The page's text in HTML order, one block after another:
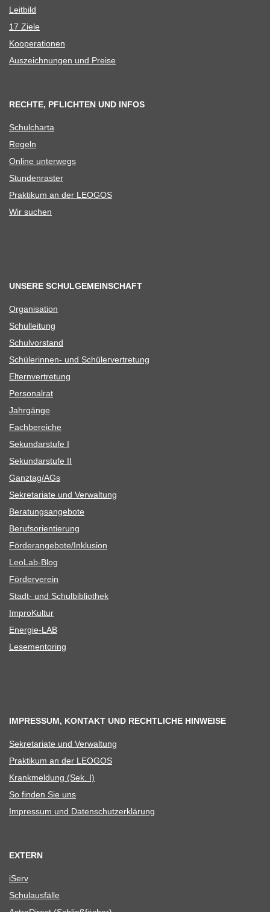
Leit­bild
17 Ziele
Koope­ra­tio­nen
Aus­zeich­nun­gen und Preise
RECHTE, PFLICHTEN UND INFOS
Schul­charta
Regeln
Online unter­wegs
Stun­den­ras­ter
Prak­ti­kum an der LEOGOS
Wir suchen
UNSERE SCHULGEMEINSCHAFT
Orga­ni­sa­tion
Schul­lei­tung
Schul­vor­stand
Schü­le­rin­nen- und Schülervertretung
Eltern­ver­tre­tung
Per­so­nal­rat
Jahr­gänge
Fach­be­rei­che
Sekun­dar­stufe I
Sekun­dar­stufe II
Ganztag/​​AGs
Sekre­ta­riate und Verwaltung
Bera­tungs­an­ge­bote
Berufs­ori­en­tie­rung
Förderangebote/​​Inklusion
Leo­Lab-Blog
För­der­ver­ein
Stadt- und Schulbibliothek
Impro­Kul­tur
Ener­­gie-LAB
Lese­men­to­ring
IMPRESSUM, KONTAKT UND RECHTLICHE HINWEISE
Sekre­ta­riate und Verwaltung
Prak­ti­kum an der LEOGOS
Krank­mel­dung (Sek. I)
So fin­den Sie uns
Impres­sum und Datenschutzerklärung
EXTERN
iServ
Schul­aus­fälle